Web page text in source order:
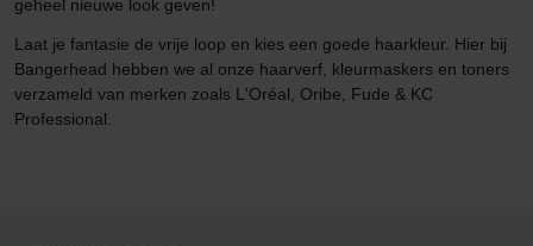
geheel nieuwe look geven!
Laat je fantasie de vrije loop en kies een goede haarkleur. Hier bij
Bangerhead hebben we al onze haarverf, kleurmaskers en toners
verzameld van merken zoals L'Oréal, Oribe, Fude & KC
Professional.